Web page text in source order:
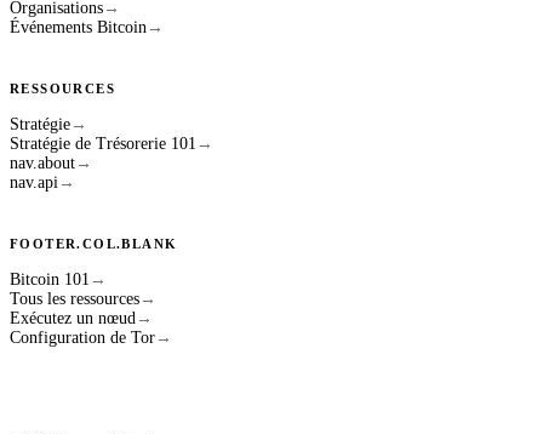
Organisations →
Événements Bitcoin →
RESSOURCES
Stratégie →
Stratégie de Trésorerie 101 →
nav.about →
nav.api →
FOOTER.COL.BLANK
Bitcoin 101 →
Tous les ressources →
Exécutez un nœud →
Configuration de Tor →